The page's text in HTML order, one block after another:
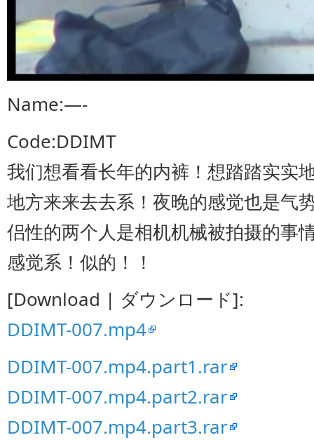
Name:—-
Code:DDIMT
我们想看看长年的内裤！想踏踏实实
地方来来去去系！夜晚的感觉也是气
侣性的两个人是相机机械被拍摄的事
感觉系！似的！！
[Download | ダウンロード]:
DDIMT-007.mp4
DDIMT-007.mp4.part1.rar
DDIMT-007.mp4.part2.rar
DDIMT-007.mp4.part3.rar